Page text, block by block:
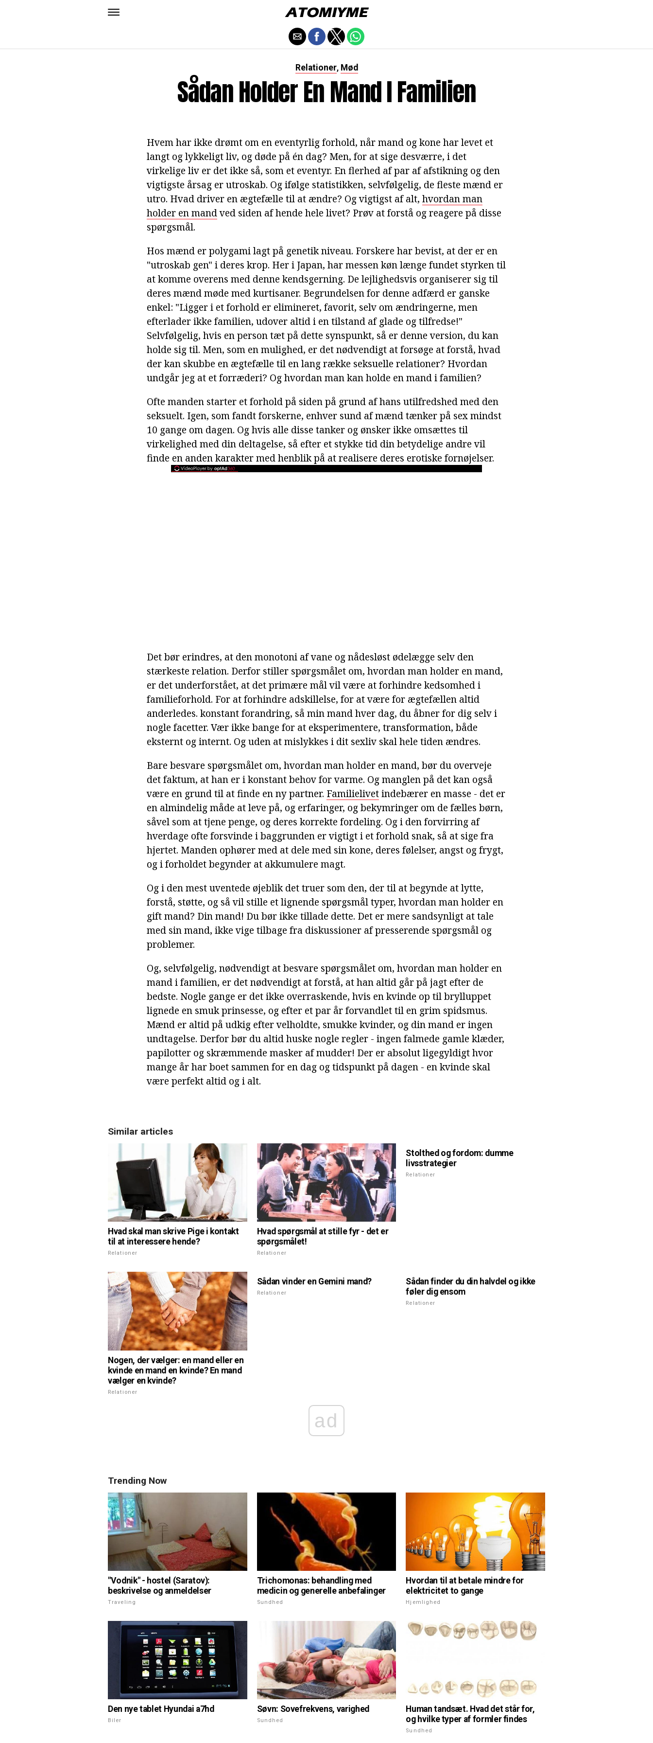
Relationer, Mød
Sådan Holder En Mand I Familien
Hvem har ikke drømt om en eventyrlig forhold, når mand og kone har levet et
langt og lykkeligt liv, og døde på én dag? Men, for at sige desværre, i det
virkelige liv er det ikke så, som et eventyr. En flerhed af par af afstikning og den
vigtigste årsag er utroskab. Og ifølge statistikken, selvfølgelig, de fleste mænd er
utro. Hvad driver en ægtefælle til at ændre? Og vigtigst af alt, hvordan man
holder en mandved siden af hende hele livet? Prøv at forstå og reagere på disse
spørgsmål.
Hos mænd er polygami lagt på genetik niveau. Forskere har bevist, at der er en
"utroskab gen" i deres krop. Her i Japan, har messen køn længe fundet styrken til
at komme overens med denne kendsgerning. De lejlighedsvis organiserer sig til
deres mænd møde med kurtisaner. Begrundelsen for denne adfærd er ganske
enkel: "Ligger i et forhold er elimineret, favorit, selv om ændringerne, men
efterlader ikke familien, udover altid i en tilstand af glade og tilfredse!"
Selvfølgelig, hvis en person tæt på dette synspunkt, så er denne version, du kan
holde sig til. Men, som en mulighed, er det nødvendigt at forsøge at forstå, hvad
der kan skubbe en ægtefælle til en lang række seksuelle relationer? Hvordan
undgår jeg at et forræderi? Og hvordan man kan holde en mand i familien?
Ofte manden starter et forhold på siden på grund af hans utilfredshed med den
seksuelt. Igen, som fandt forskerne, enhver sund af mænd tænker på sex mindst
10 gange om dagen. Og hvis alle disse tanker og ønsker ikke omsættes til
virkelighed med din deltagelse, så efter et stykke tid din betydelige andre vil
finde en anden karakter med henblik på at realisere deres erotiske fornøjelser.
Det bør erindres, at den monotoni af vane og nådesløst ødelægge selv den
stærkeste relation. Derfor stiller spørgsmålet om, hvordan man holder en mand,
er det underforstået, at det primære mål vil være at forhindre kedsomhed i
familieforhold. For at forhindre adskillelse, for at være for ægtefællen altid
anderledes. konstant forandring, så min mand hver dag, du åbner for dig selv i
nogle facetter. Vær ikke bange for at eksperimentere, transformation, både
eksternt og internt. Og uden at mislykkes i dit sexliv skal hele tiden ændres.
Bare besvare spørgsmålet om, hvordan man holder en mand, bør du overveje
det faktum, at han er i konstant behov for varme. Og manglen på det kan også
være en grund til at finde en ny partner. Familielivetindebærer en masse - det er
en almindelig måde at leve på, og erfaringer, og bekymringer om de fælles børn,
såvel som at tjene penge, og deres korrekte fordeling. Og i den forvirring af
hverdage ofte forsvinde i baggrunden er vigtigt i et forhold snak, så at sige fra
hjertet. Manden ophører med at dele med sin kone, deres følelser, angst og frygt,
og i forholdet begynder at akkumulere magt.
Og i den mest uventede øjeblik det truer som den, der til at begynde at lytte,
forstå, støtte, og så vil stille et lignende spørgsmål typer, hvordan man holder en
gift mand? Din mand! Du bør ikke tillade dette. Det er mere sandsynligt at tale
med sin mand, ikke vige tilbage fra diskussioner af presserende spørgsmål og
problemer.
Og, selvfølgelig, nødvendigt at besvare spørgsmålet om, hvordan man holder en
mand i familien, er det nødvendigt at forstå, at han altid går på jagt efter de
bedste. Nogle gange er det ikke overraskende, hvis en kvinde op til brylluppet
lignede en smuk prinsesse, og efter et par år forvandlet til en grim spidsmus.
Mænd er altid på udkig efter velholdte, smukke kvinder, og din mand er ingen
undtagelse. Derfor bør du altid huske nogle regler - ingen falmede gamle klæder,
papilotter og skræmmende masker af mudder! Der er absolut ligegyldigt hvor
mange år har boet sammen for en dag og tidspunkt på dagen - en kvinde skal
være perfekt altid og i alt.
Similar articles
Hvad skal man skrive Pige i kontakt
til at interessere hende?
Relationer
Hvad spørgsmål at stille fyr - det er
spørgsmålet!
Relationer
Stolthed og fordom: dumme
livsstrategier
Relationer
Nogen, der vælger: en mand eller en
kvinde en mand en kvinde? En mand
vælger en kvinde?
Relationer
Sådan vinder en Gemini mand?
Relationer
Sådan finder du din halvdel og ikke
føler dig ensom
Relationer
ad
Trending Now
"Vodnik" - hostel (Saratov):
beskrivelse og anmeldelser
Traveling
Trichomonas: behandling med
medicin og generelle anbefalinger
Sundhed
Hvordan til at betale mindre for
elektricitet to gange
Hjemlighed
Den nye tablet Hyundai a7hd
Biler
Søvn: Sovefrekvens, varighed
Sundhed
Human tandsæt. Hvad det står for,
og hvilke typer af formler findes
Sundhed